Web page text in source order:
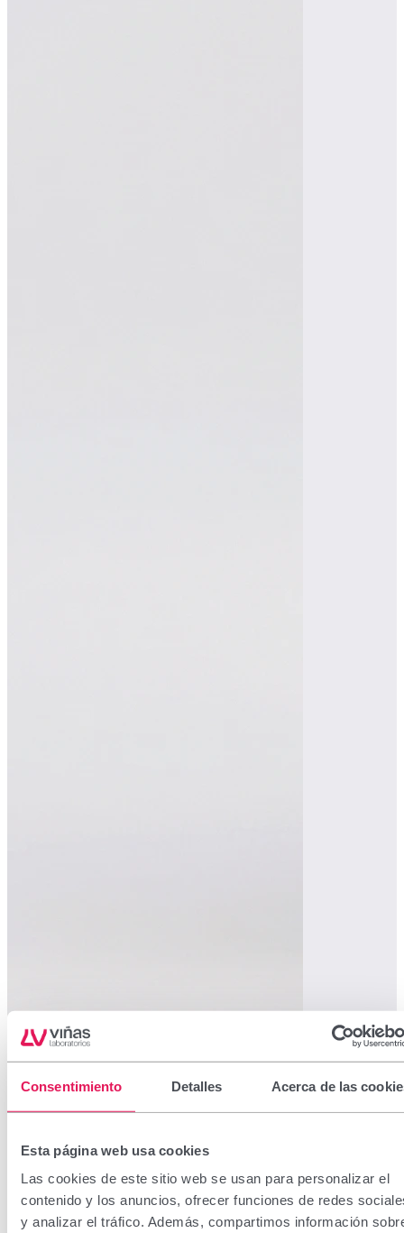
Consentimiento Detalles Acerca de las
Esta página web usa cookies
Las cookies de este sitio web se usan para personalizar el
contenido y los anuncios, ofrecer funciones de redes
y analizar el tráfico. Además, compartimos información